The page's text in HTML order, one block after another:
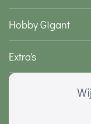
Hobby Gigant
Extra's